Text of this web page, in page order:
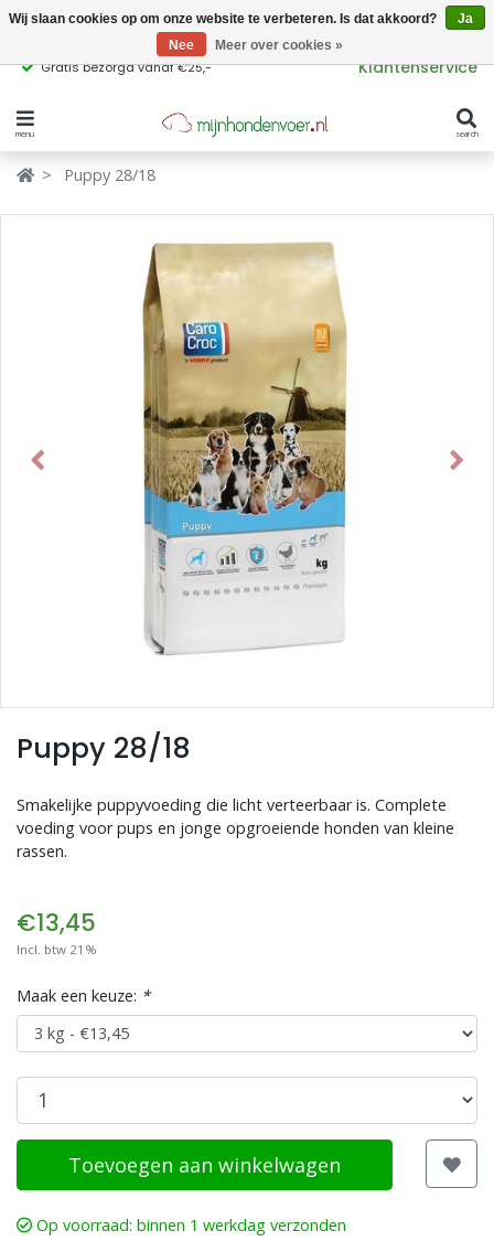
Gratis bezorgd vanaf €25,- Klantenservice
menu search
Verbergen
Merken
Verbergen
Waar ben je naar op zoek?
glutenvrij hondenvoer graanvrij hondenvoer
Puppy 28/18
Previous Next
Puppy 28/18
Smakelijke puppyvoeding die licht verteerbaar is. Complete
voeding voor pups en jonge opgroeiende honden van kleine
rassen.
€13,45
Incl. btw 21%
Maak een keuze: *
Toevoegen aan winkelwagen
Op voorraad: binnen 1 werkdag verzonden
Wij slaan cookies op om onze website te verbeteren. Is dat akkoord?
Ja
Nee
Meer over cookies »